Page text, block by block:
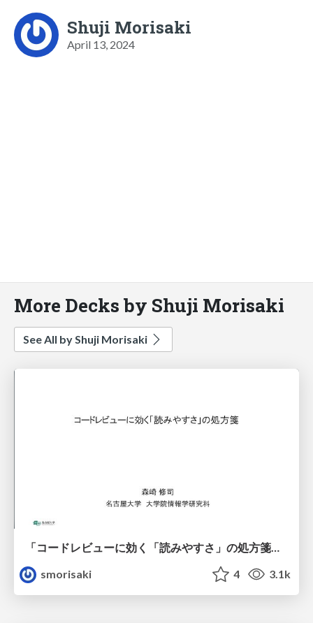
Shuji Morisaki
April 13, 2024
More Decks by Shuji Morisaki
See All by Shuji Morisaki
「コードレビューに効く「読みやすさ」の処方箋」Findyでのオンライン講演 #コードレビュー_findy
smorisaki
4 3.1k